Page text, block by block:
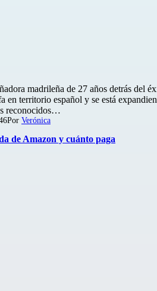
madrileña de 27 años detrás del
en territorio español y se está
reconocidos…
Por Verónica
de Amazon y cuánto paga